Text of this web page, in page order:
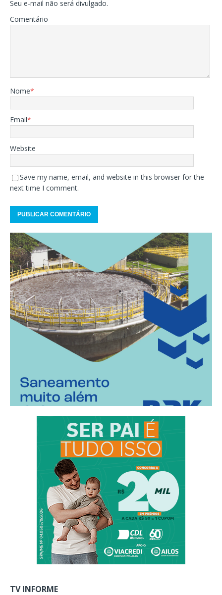
Seu e-mail não será divulgado.
Comentário
Nome*
Email*
Website
Save my name, email, and website in this browser for the
next time I comment.
TV INFORME